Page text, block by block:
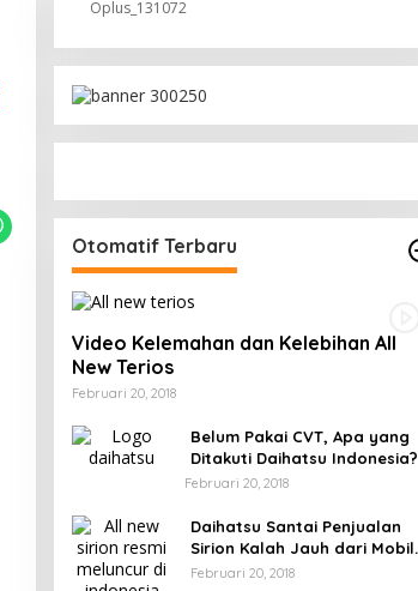
Oplus_131072
Otomatif Terbaru
Video Kelemahan dan Kelebihan All
New Terios
Februari 20, 2018
Belum Pakai CVT, Apa yang
Ditakuti Daihatsu Indonesia?
Februari 20, 2018
Daihatsu Santai Penjualan
Sirion Kalah Jauh dari Mobil
LCGC
Februari 20, 2018